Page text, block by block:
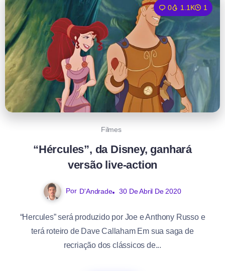
0 1.1K 1
Filmes
“Hércules”, da Disney, ganhará
versão live-action
Por D'Andrade 30 De Abril De 2020
“Hercules” será produzido por Joe e Anthony Russo e
terá roteiro de Dave Callaham Em sua saga de
recriação dos clássicos de...